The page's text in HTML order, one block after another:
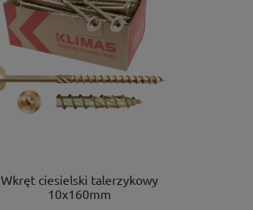
Wkręt ciesielski talerzykowy
10x160mm